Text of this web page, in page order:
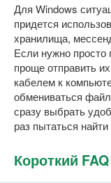
Для Windows
придется
хранилища,
Если нужно просто
проще отправить
кабелем к
обмениваться
сразу выбрать
раз пытаться
Короткий